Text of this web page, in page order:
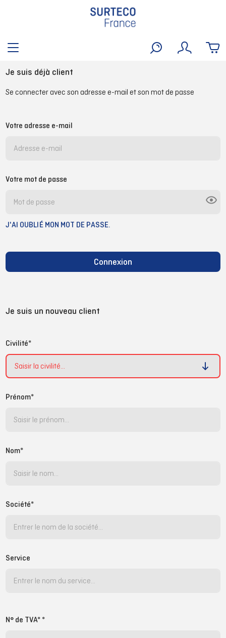
Je suis déjà client
Se connecter avec son adresse e-mail et son mot de passe
Votre adresse e-mail
Votre mot de passe
J'AI OUBLIÉ MON MOT DE PASSE.
Connexion
Je suis un nouveau client
Civilité*
Prénom*
Nom*
Société*
Service
N° de TVA* *